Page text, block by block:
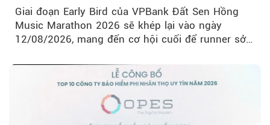
Giai đoạn Early Bird của VPBank Đất Sen Hồng
Music Marathon 2026 sẽ khép lại vào ngày
12/08/2026, mang đến cơ hội cuối để runner sở